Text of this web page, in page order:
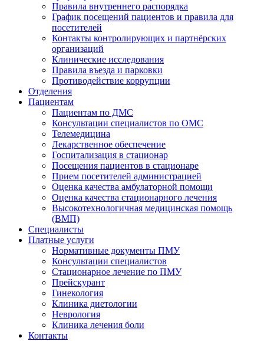
Правила внутреннего распорядка
График посещений пациентов и правила для
посетителей
Контакты контролирующих и партнёрских
организаций
Клинические исследования
Правила въезда и парковки
Противодействие коррупции
Отделения
Пациентам
Пациентам по ДМС
Консультации специалистов по ОМС
Телемедицина
Лекарственное обеспечение
Госпитализация в стационар
Посещения пациентов в стационаре
Прием посетителей администрацией
Оценка качества амбулаторной помощи
Оценка качества стационарного лечения
Высокотехнологичная медицинская помощь
(ВМП)
Специалисты
Платные услуги
Нормативные документы ПМУ
Консультации специалистов
Стационарное лечение по ПМУ
Прейскурант
Гинекология
Клиника диетологии
Неврология
Клиника лечения боли
Контакты